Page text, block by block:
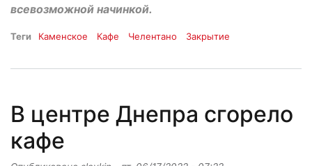
всевозможной начинкой.
Теги Каменское Кафе Челентано Закрытие
В центре Днепра сгорело
кафе